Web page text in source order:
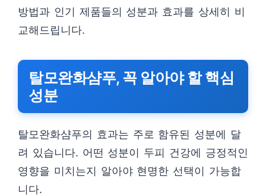
방법과 인기 제품들의 성분과 효과를 상세히 비
교해드립니다.
탈모완화샴푸, 꼭 알아야 할 핵심
성분
탈모완화샴푸의 효과는 주로 함유된 성분에 달
려 있습니다. 어떤 성분이 두피 건강에 긍정적인
영향을 미치는지 알아야 현명한 선택이 가능합
니다.